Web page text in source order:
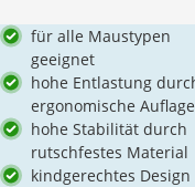
für alle Maustypen
geeignet
hohe Entlastung
ergonomische Auflage
hohe Stabilität durch
rutschfestes Material
kindgerechtes Design